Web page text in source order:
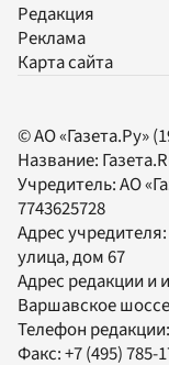
Редакция
Реклама
Карта сайта
© АО «Газета.Ру»
Название:
Учредитель:АО
7743625728
Адрес
улица, дом 67
Адрес редакции и
Варшавское
Телефон редакции:
Факс:+7 (495) 785-